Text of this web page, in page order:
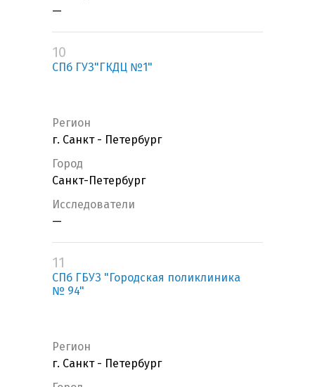
—
10
СПб ГУЗ"ГКДЦ №1"
Регион
г. Санкт - Петербург
Город
Санкт-Петербург
Исследователи
—
11
СПб ГБУЗ "Городская поликлиника
№ 94"
Регион
г. Санкт - Петербург